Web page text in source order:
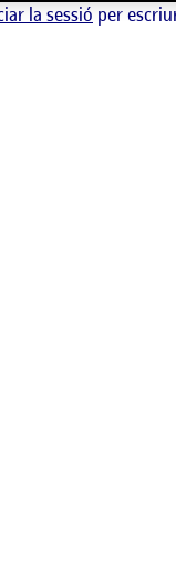
– Evaluación Heurística de
la sessió per